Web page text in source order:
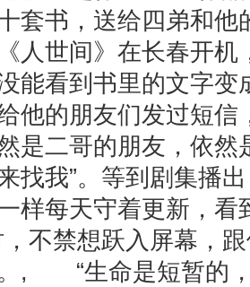
套书，送给四弟和他
人世间》在长春开机
能看到书里的文字变
他的朋友们发过短信
是二哥的朋友，依然
找我”。等到剧集播
样每天守着更新，看
，不禁想跃入屏幕，
, “生命是短暂的